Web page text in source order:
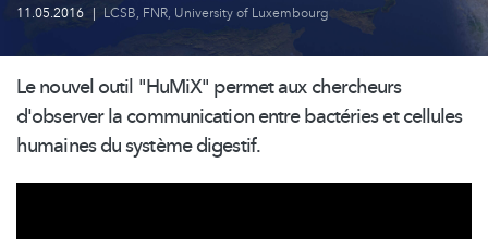
11.05.2016 | LCSB, FNR, University of Luxembourg
Le nouvel outil "HuMiX" permet aux chercheurs
d'observer la communication entre bactéries et cellules
humaines du système digestif.